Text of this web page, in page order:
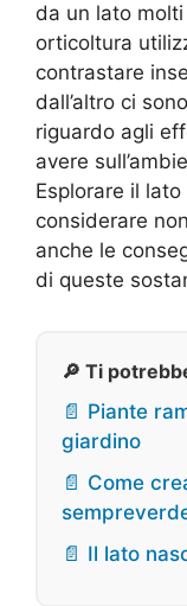
da un lato
orticoltura
contrastare
dall’altro ci
riguardo agli
avere
Esplorare il
considerare
anche le
di queste
🔎 Ti
📄 Piante
giardino
📄 Come
📄 Il lato